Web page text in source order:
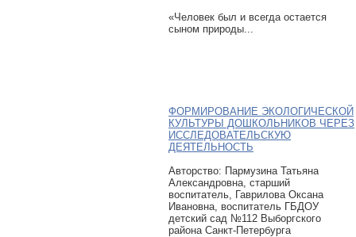
«Человек был и всегда остается
сыном природы...
ФОРМИРОВАНИЕ ЭКОЛОГИЧЕСКОЙ
КУЛЬТУРЫ ДОШКОЛЬНИКОВ ЧЕРЕЗ
ИССЛЕДОВАТЕЛЬСКУЮ
ДЕЯТЕЛЬНОСТЬ
Авторcтво: Пармузина Татьяна
Александровна, старший
воспитатель, Гаврилова Оксана
Ивановна, воспитатель ГБДОУ
детский сад №112 Выборгского
района Санкт-Петербурга